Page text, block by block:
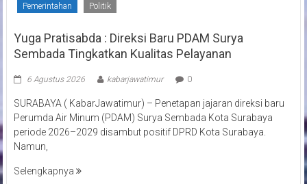
Pemerintahan Politik
Yuga Pratisabda : Direksi Baru PDAM Surya
Sembada Tingkatkan Kualitas Pelayanan
6 Agustus 2026 kabarjawatimur 0
SURABAYA ( KabarJawatimur) – Penetapan jajaran direksi baru
Perumda Air Minum (PDAM) Surya Sembada Kota Surabaya
periode 2026–2029 disambut positif DPRD Kota Surabaya.
Namun,
Selengkapnya